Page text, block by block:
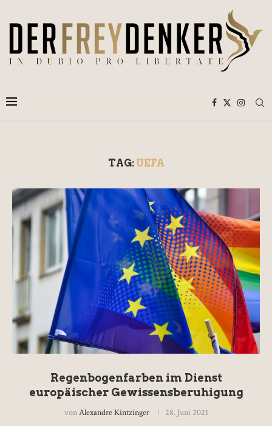
TAG: UEFA
Regenbogenfarben im Dienst
europäischer Gewissensberuhigung
vonAlexandre Kintzinger 28. Juni 2021